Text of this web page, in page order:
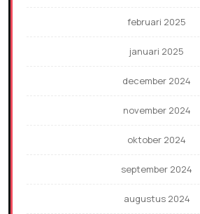
februari 2025
januari 2025
december 2024
november 2024
oktober 2024
september 2024
augustus 2024